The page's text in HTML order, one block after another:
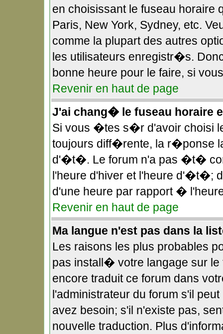
en choisissant le fuseau horaire
Paris, New York, Sydney, etc.
comme la plupart des autres
les utilisateurs enregistr�s.
bonne heure pour le faire, si
Revenir en haut de page
J'ai chang� le fuseau horaire
Si vous �tes s�r d'avoir choisi
toujours diff�rente, la r�ponse
d'�t�. Le forum n'a pas �t�
l'heure d'hiver et l'heure
d'une heure par rapport �
Revenir en haut de page
Ma langue n'est pas dans la
Les raisons les plus probables
pas install� votre langage sur le
encore traduit ce forum dans
l'administrateur du forum s'il
avez besoin; s'il n'existe pas,
nouvelle traduction. Plus